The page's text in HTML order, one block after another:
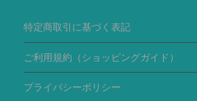
特定商取引に基づく表記
ご利用規約 （ショッピングガイド）
プライバシーポリシー